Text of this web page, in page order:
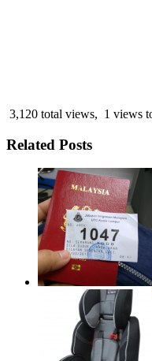
3,120 total views, 1 views
Related Posts